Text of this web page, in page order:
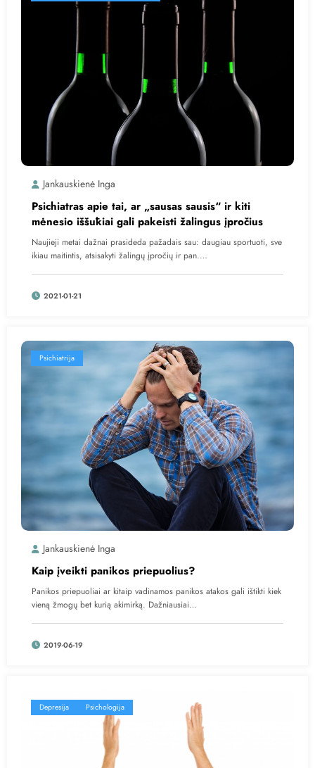
Jankauskienė Inga
Psichiatras apie tai, ar „sausas sausis“ ir kiti
mėnesio iššūkiai gali pakeisti žalingus įpročius
Naujieji metai dažnai prasideda pažadais sau: daugiau sportuoti, sve
ikiau maitintis, atsisakyti žalingų įpročių ir pan.…
2021-01-21
Psichiatrija
Jankauskienė Inga
Kaip įveikti panikos priepuolius?
Panikos priepuoliai ar kitaip vadinamos panikos atakos gali ištikti kiek
vieną žmogų bet kurią akimirką. Dažniausiai…
2019-06-19
Depresija Psichologija